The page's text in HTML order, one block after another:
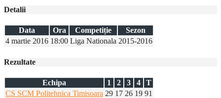
Detalii
Data Ora Competiție
Sezon
4 martie 2016 18:00 Liga Nationala 2015-2016
Rezultate
Echipa 1 2 3 4
T
CS SCM Politehnica Timisoara 29 17 26 19 91